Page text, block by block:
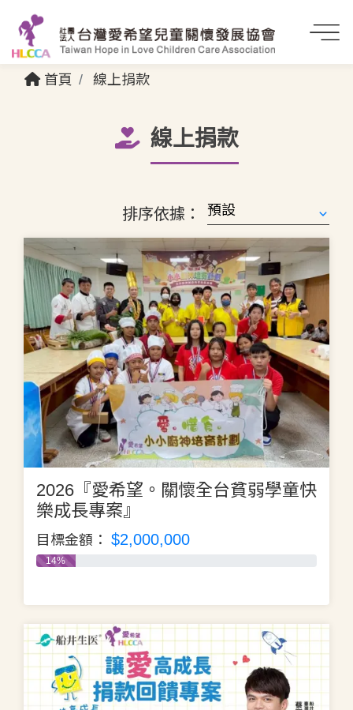
首頁 線上捐款
線上捐款
排序依據：
2026『愛希望。關懷全台貧弱學童快
樂成長專案』
目標金額： $2,000,000
14%